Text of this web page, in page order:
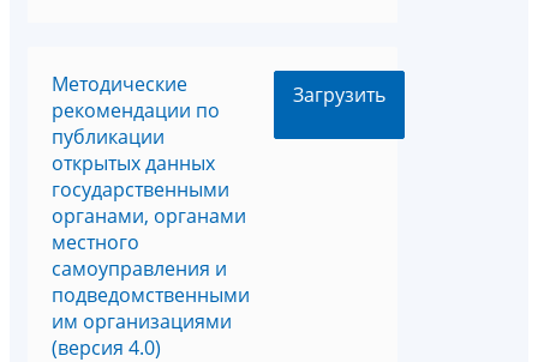
Методические
рекомендации по
публикации
открытых данных
государственными
органами, органами
местного
самоуправления и
подведомственными
им организациями
(версия 4.0)
Загрузить